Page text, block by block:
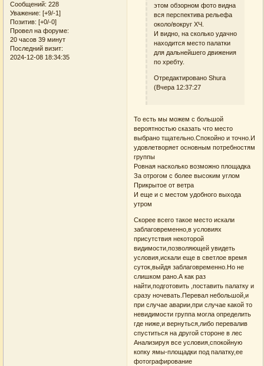
Сообщений: 228
Уважение: [+9/-1]
Позитив: [+0/-0]
Провел на форуме:
20 часов 39 минут
Последний визит:
2024-12-08 18:34:35
этом обзорном фото видна
вся перспектива рельефа
около/вокруг ХЧ.
И видно, на сколько удачно
находится место палатки
для дальнейшего движения
по хребту.
Отредактировано Shura
(Вчера 12:37:27
То есть мы можем с большой
вероятностью сказать что место
выбрано тщательно.Спокойно и точно.И
удовлетворяет основным потребностям
группы
Ровная насколько возможно площадка
За отрогом с более высоким углом
Прикрытое от ветра
И еще и с местом удобного выхода
утром
Скорее всего такое место искали
заблаговременно,в условиях
присутствия некоторой
видимости,позволяющей увидеть
условия,искали еще в светлое время
суток,выйдя заблаговременно.Но не
слишком рано.А как раз
найти,подготовить ,поставить палатку и
сразу ночевать.Перевал небольшой,и
при случае аварии,при случае какой то
невидимости группа могла определить
где ниже,и вернуться,либо перевалив
спуститься на другой стороне в лес
Анализируя все условия,спокойную
копку ямы-площадки под палатку,ее
фотографирование